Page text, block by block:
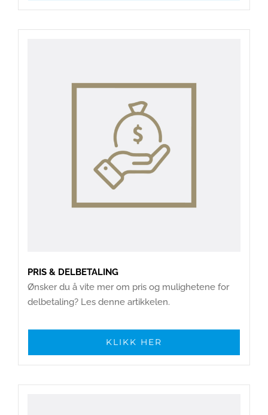
PRIS & DELBETALING
Ønsker du å vite mer om pris og mulighetene for
delbetaling? Les denne artikkelen.
KLIKK HER